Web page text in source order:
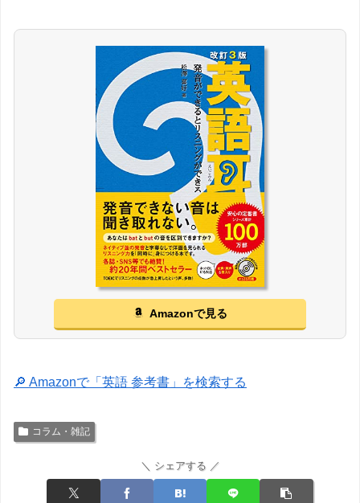
Amazonで見る
🔎 Amazonで「英語 参考書」を検索する
コラム・雑記
＼ シェアする ／